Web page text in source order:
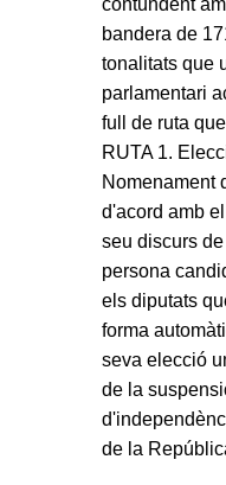
bandera de
tonalitats que
parlamentari
full de ruta
RUTA 1.
Nomenament
d'acord amb
seu discurs
persona
els diputats
forma
seva elecció
de la
de la